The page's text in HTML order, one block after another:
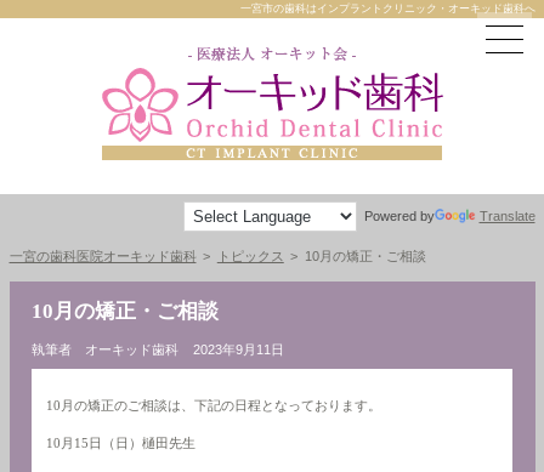
一宮市の歯科はインプラントクリニック・オーキッド歯科へ
Powered by Translate
一宮の歯科医院オーキッド歯科 トピックス 10月の矯正・ご相談
10月の矯正・ご相談
執筆者 オーキッド歯科 2023年9月11日
10月の矯正のご相談は、下記の日程となっております。
10月15日（日）樋田先生